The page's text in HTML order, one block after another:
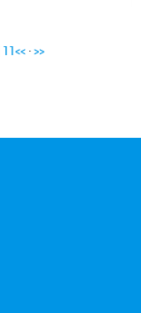
11<<·>>